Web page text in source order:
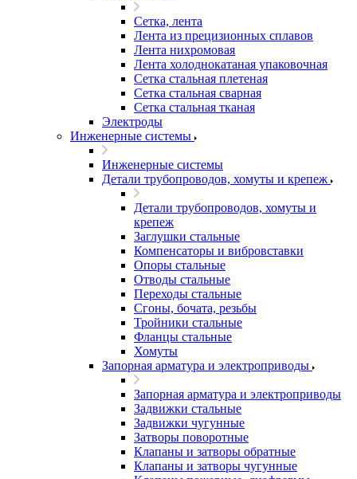
Сетка, лента
Лента из прецизионных сплавов
Лента нихромовая
Лента холоднокатаная упаковочная
Сетка стальная плетеная
Сетка стальная сварная
Сетка стальная тканая
Электроды
Инженерные системы
Инженерные системы
Детали трубопроводов, хомуты и крепеж
Детали трубопроводов, хомуты и
крепеж
Заглушки стальные
Компенсаторы и вибровставки
Опоры стальные
Отводы стальные
Переходы стальные
Сгоны, бочата, резьбы
Тройники стальные
Фланцы стальные
Хомуты
Запорная арматура и электроприводы
Запорная арматура и электроприводы
Задвижки стальные
Задвижки чугунные
Затворы поворотные
Клапаны и затворы обратные
Клапаны и затворы чугунные